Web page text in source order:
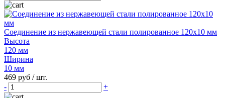
Соединение из нержавеющей стали полированное 120х10 мм
Высота
120 мм
Ширина
10 мм
469 руб / шт.
-
+